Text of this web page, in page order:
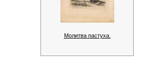
Молитва пастуха.